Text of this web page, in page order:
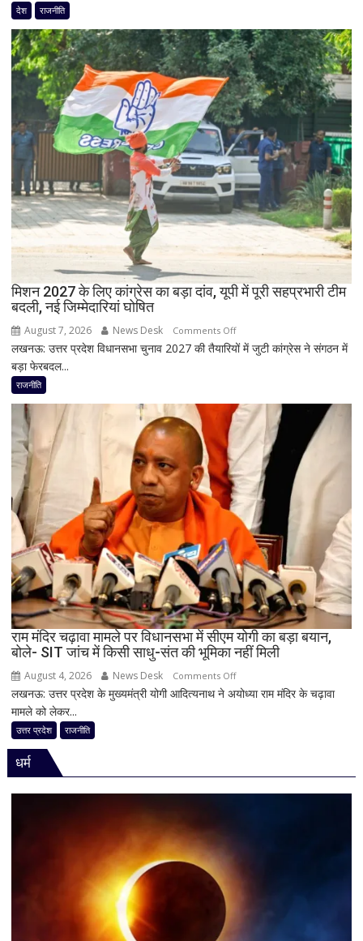
सभी
8
सांसद,
डीलिमिटेशन
बिल
के
बीच
बढ़ी
सियासी
अटकलें
जयंत
चौधरी
को
बड़ा
झटका,
प्रदेश
अध्यक्ष
रामाशीष
राय
ने
से
दिया
इस्तीफा
देश राजनीति
मिशन 2027 के लिए कांग्रेस का बड़ा दांव, यूपी में पूरी सहप्रभारी टीम
बदली, नई जिम्मेदारियां घोषित
August 7, 2026 News Desk Comments Offon
मिशन
कांग्रेस
बड़ा
दांव,
यूपी
में
पूरी
सहप्रभारी
टीम
बदली,
नई
जिम्मेदारियां
घोषित
लखनऊ: उत्तर प्रदेश विधानसभा चुनाव 2027 की तैयारियों में जुटी कांग्रेस ने संगठन में
बड़ा फेरबदल...
राजनीति
राम मंदिर चढ़ावा मामले पर विधानसभा में सीएम योगी का बड़ा बयान,
बोले- SIT जांच में किसी साधु-संत की भूमिका नहीं मिली
August 4, 2026 News Desk Comments Offon
राम
लखनऊ: उत्तर प्रदेश के मुख्यमंत्री योगी आदित्यनाथ ने अयोध्या राम मंदिर के चढ़ावा
मामले को लेकर...
उत्तर प्रदेश राजनीति
धर्म